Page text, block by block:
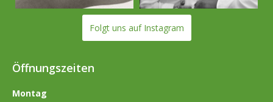
Folgt uns auf Instagram
Öffnungszeiten
Montag